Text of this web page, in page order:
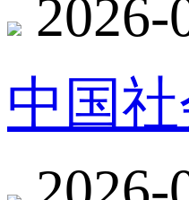
2026-
中国